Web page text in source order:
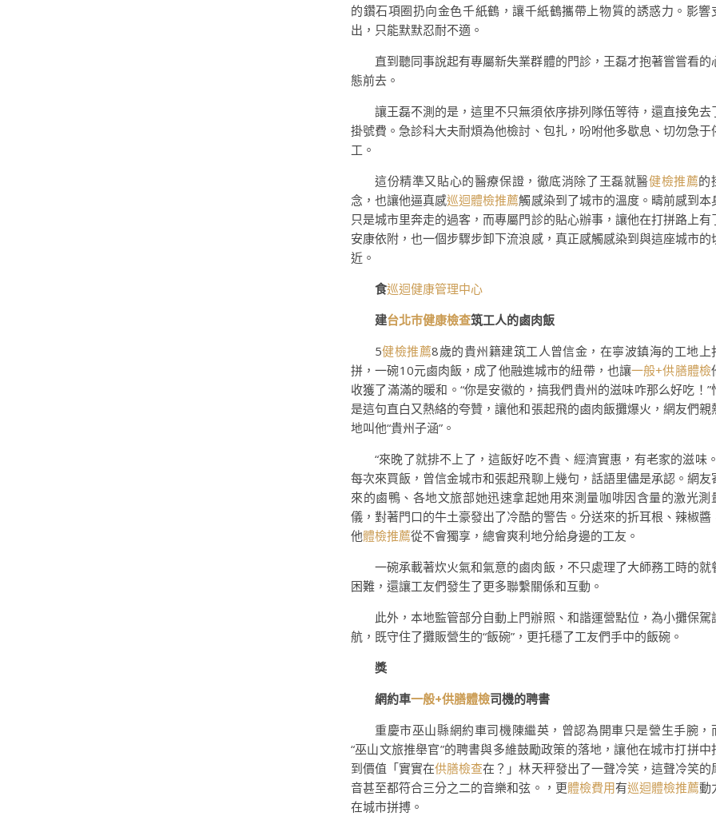
的鑽石項圈扔向金色千紙鶴，讓千紙鶴攜帶上物質的誘惑力。影響
出，只能默默忍耐不適。
直到聽同事說起有專屬新失業群體的門診，王磊才抱著嘗嘗看的
態前去。
讓王磊不測的是，這里不只無須依序排列隊伍等待，還直接免去
掛號費。急診科大夫耐煩為他檢討、包扎，吩咐他多歇息、切勿急于
工。
這份精準又貼心的醫療保證，徹底消除了王磊就醫健檢推薦的
念，也讓他逼真感巡迴體檢推薦觸感染到了城市的溫度。疇前感到本
只是城市里奔走的過客，而專屬門診的貼心辦事，讓他在打拼路上有
安康依附，也一個步驟步卸下流浪感，真正感觸感染到與這座城市的
近。
食巡迴健康管理中心
建台北巿健康檢查筑工人的鹵肉飯
5健檢推薦8歲的貴州籍建筑工人曾信金，在寧波鎮海的工地上
拼，一碗10元鹵肉飯，成了他融進城市的紐帶，也讓一般+供膳體檢
收獲了滿滿的暖和。“你是安徽的，搞我們貴州的滋味咋那么好吃！”
是這句直白又熱絡的夸贊，讓他和張起飛的鹵肉飯攤爆火，網友們親
地叫他“貴州子涵”。
“來晚了就排不上了，這飯好吃不貴、經濟實惠，有老家的滋味
每次來買飯，曾信金城市和張起飛聊上幾句，話語里儘是承認。網友
來的鹵鴨、各地文旅部她迅速拿起她用來測量咖啡因含量的激光測
儀，對著門口的牛土豪發出了冷酷的警告。分送來的折耳根、辣椒醬
他體檢推薦從不會獨享，總會爽利地分給身邊的工友。
一碗承載著炊火氣和氣意的鹵肉飯，不只處理了大師務工時的就
困難，還讓工友們發生了更多聯繫關係和互動。
此外，本地監管部分自動上門辦照、和諧運營點位，為小攤保駕
航，既守住了攤販營生的“飯碗”，更托穩了工友們手中的飯碗。
獎
網約車一般+供膳體檢司機的聘書
重慶市巫山縣網約車司機陳繼英，曾認為開車只是營生手腕，
“巫山文旅推舉官”的聘書與多維鼓勵政策的落地，讓他在城市打拼中
到價值「實實在供膳檢查在？」林天秤發出了一聲冷笑，這聲冷笑的
音甚至都符合三分之二的音樂和弦。，更體檢費用有巡迴體檢推薦動
在城市拼搏。